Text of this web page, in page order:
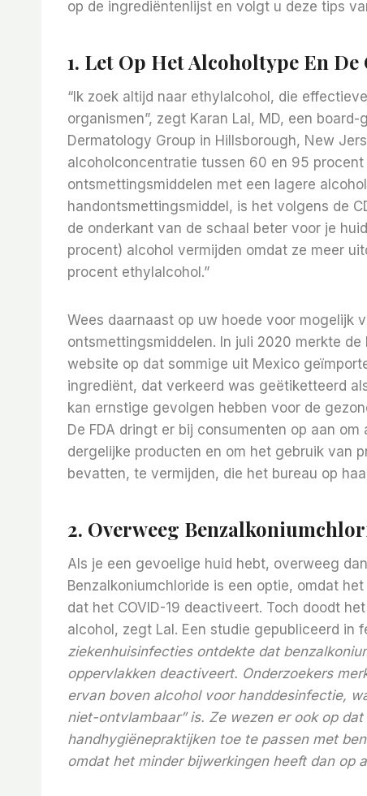
op de ingrediëntenlijst en volgt u deze tips
1. Let Op Het Alcoholtype En
“Ik zoek altijd naar ethylalcohol, die
organismen”, zegt Karan Lal, MD, een
Dermatology Group in Hillsborough, New
alcoholconcentratie tussen 60 en 95
ontsmettingsmiddelen met een lagere
handontsmettingsmiddel, is het volgens de
de onderkant van de schaal beter voor je
procent) alcohol vermijden omdat ze meer
procent ethylalcohol.”
Wees daarnaast op uw hoede voor mogelijk
ontsmettingsmiddelen. In juli 2020 merkte
website op dat sommige uit Mexico
ingrediënt, dat verkeerd was geëtiketteerd
kan ernstige gevolgen hebben voor de
De FDA dringt er bij consumenten op aan
dergelijke producten en om het gebruik van
bevatten, te vermijden, die het bureau op
2. Overweeg
Als je een gevoelige huid hebt, overweeg
Benzalkoniumchloride is een optie, omdat
dat het COVID-19 deactiveert. Toch doodt
alcohol, zegt Lal. Een studie gepubliceerd in
ziekenhuisinfecties ontdekte dat
oppervlakken deactiveert. Onderzoekers
ervan boven alcohol voor handdesinfectie,
niet-ontvlambaar” is. Ze wezen er ook op
handhygiënepraktijken toe te passen met
omdat het minder bijwerkingen heeft dan op